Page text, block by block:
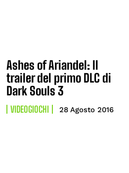
Ashes of Ariandel: Il
trailer del primo DLC di
Dark Souls 3
VIDEOGIOCHI 28 Agosto 2016